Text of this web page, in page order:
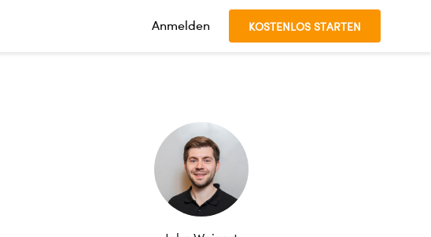
Anmelden KOSTENLOS STARTEN